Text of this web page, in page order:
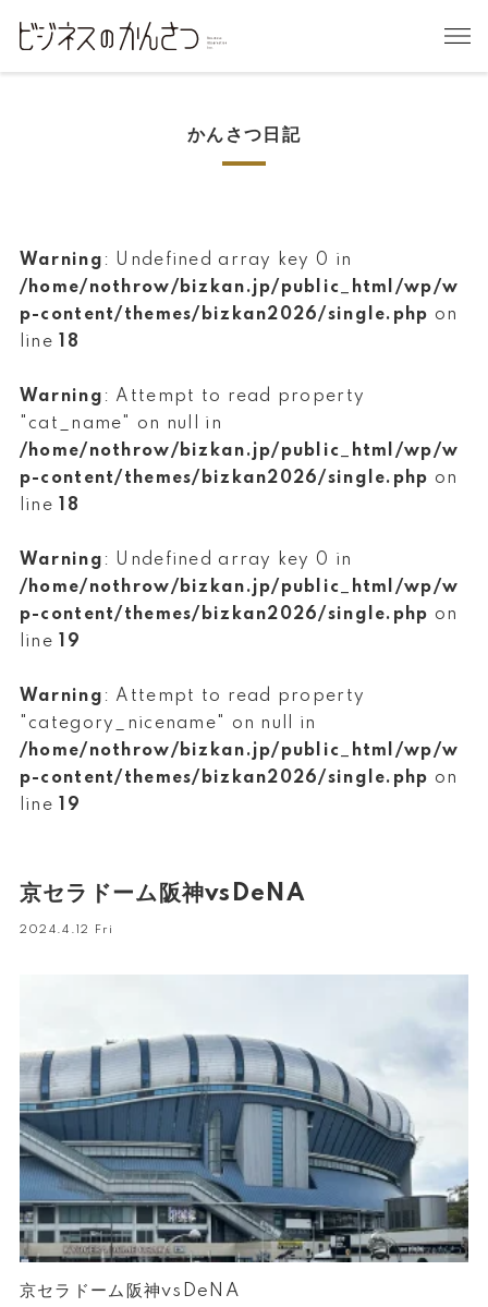
かんさつ日記
Warning : Undefined array key 0 in
/home/nothrow/bizkan.jp/public_html/wp/w
p-content/themes/bizkan2026/single.php on
line
18
Warning : Attempt to read property
"cat_name" on null in
/home/nothrow/bizkan.jp/public_html/wp/w
p-content/themes/bizkan2026/single.php on
line
18
Warning : Undefined array key 0 in
/home/nothrow/bizkan.jp/public_html/wp/w
p-content/themes/bizkan2026/single.php on
line
19
Warning : Attempt to read property
"category_nicename" on null in
/home/nothrow/bizkan.jp/public_html/wp/w
p-content/themes/bizkan2026/single.php on
line
19
京セラドーム阪神vsDeNA
2024.4.12 Fri
京セラドーム阪神vsDeNA